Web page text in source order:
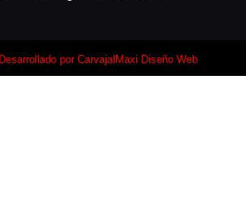
por CarvajalMaxi Diseño Web